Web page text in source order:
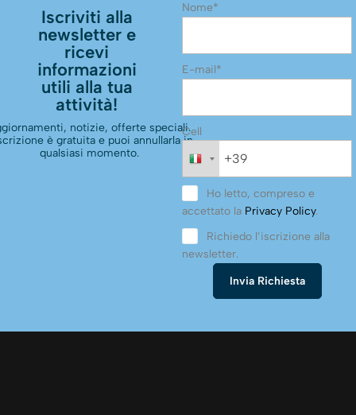
Iscriviti alla
newsletter e
ricevi
informazioni
utili alla tua
attività!
notizie, offerte speciali.
è gratuita e puoi annullarla in
qualsiasi momento.
Nome*
E-mail*
Cell
Ho letto, compreso e
accettato la Privacy Policy.
Richiedo l’iscrizione alla
newsletter.